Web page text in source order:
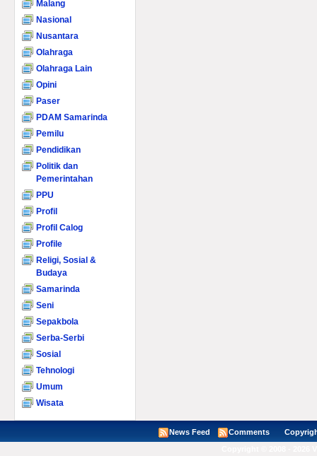
Malang
Nasional
Nusantara
Olahraga
Olahraga Lain
Opini
Paser
PDAM Samarinda
Pemilu
Pendidikan
Politik dan
Pemerintahan
PPU
Profil
Profil Calog
Profile
Religi, Sosial &
Budaya
Samarinda
Seni
Sepakbola
Serba-Serbi
Sosial
Tehnologi
Umum
Wisata
News Feed Comments Copyright